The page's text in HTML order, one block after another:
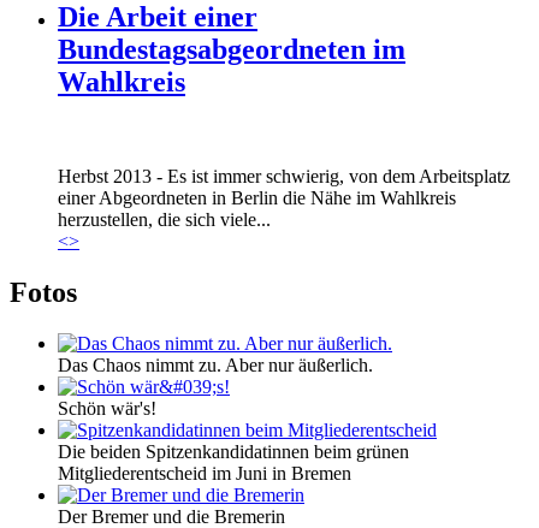
Die Arbeit einer
Bundestagsabgeordneten im
Wahlkreis
Marie_und_Wahlkreis.jpg
Marie_und_Wahlkreis.jpg
Herbst 2013 - Es ist immer schwierig, von dem Arbeitsplatz
einer Abgeordneten in Berlin die Nähe im Wahlkreis
herzustellen, die sich viele...
<>
Fotos
Das Chaos nimmt zu. Aber nur äußerlich.
Schön wär's!
Die beiden Spitzenkandidatinnen beim grünen
Mitgliederentscheid im Juni in Bremen
Der Bremer und die Bremerin